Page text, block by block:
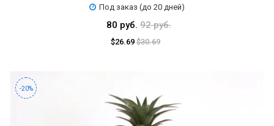
Под заказ (до 20 дней)
80 руб.92 руб.
$26.69 $30.69
-20%